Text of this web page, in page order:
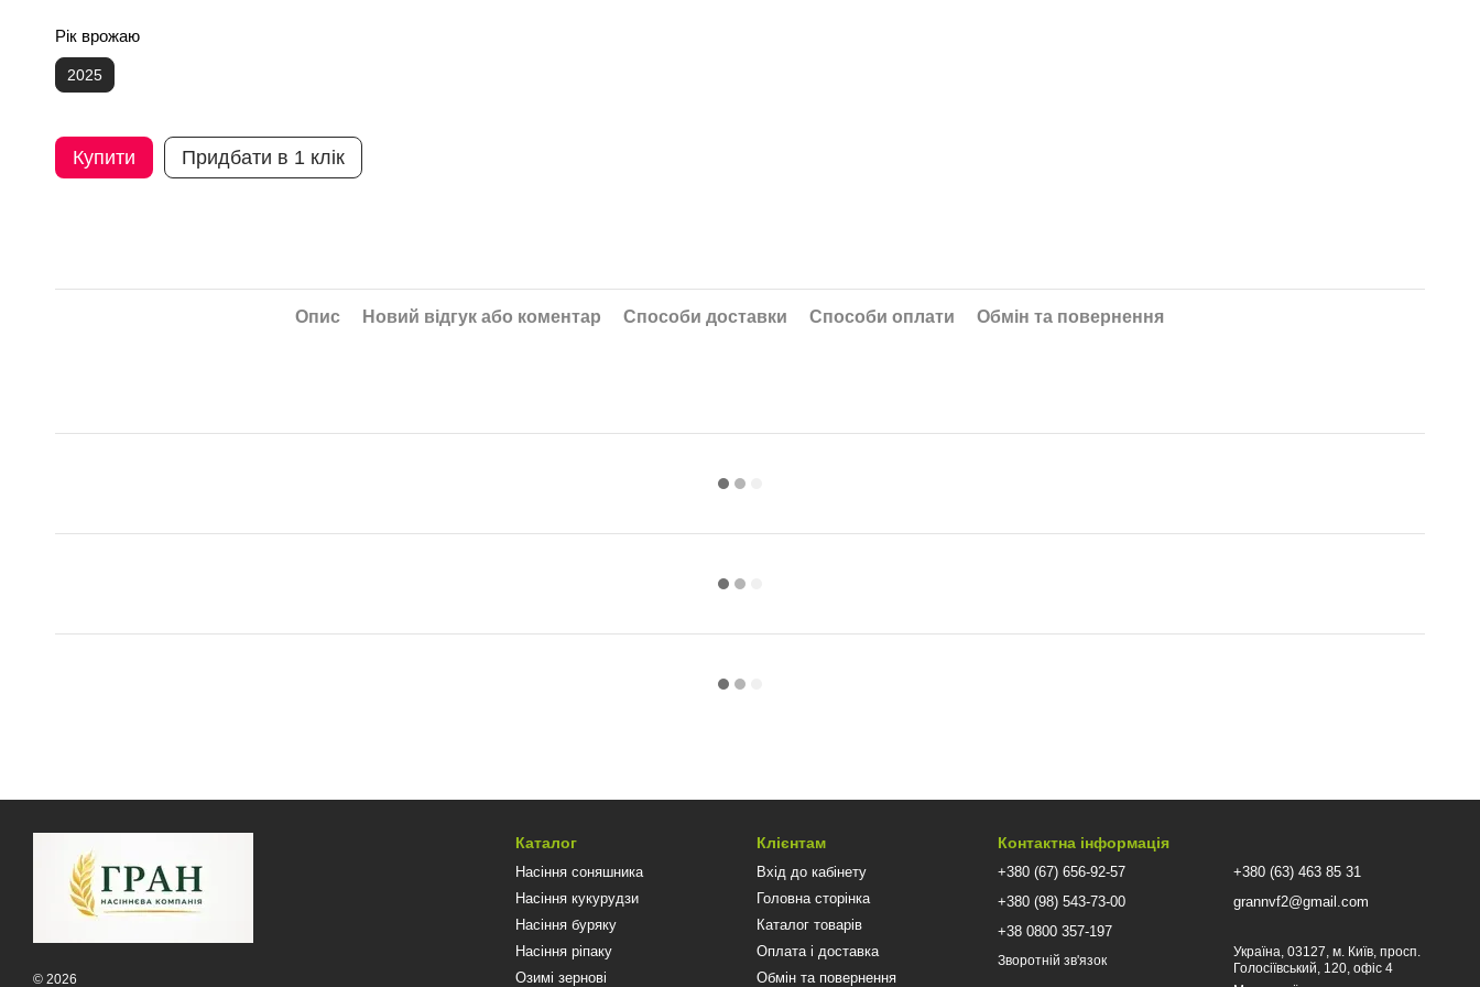
Рік врожаю
2025
Купити Придбати в 1 клік
Опис Новий відгук або коментар Способи доставки Способи оплати Обмін та повернення
© 2026
Каталог
Насіння соняшника
Насіння кукурудзи
Насіння буряку
Насіння ріпаку
Озимі зернові
Клієнтам
Вхід до кабінету
Головна сторінка
Каталог товарів
Оплата і доставка
Обмін та повернення
Контактна інформація
+380 (67) 656-92-57
+380 (98) 543-73-00
+38 0800 357-197
Зворотній зв'язок
+380 (63) 463 85 31
grannvf2@gmail.com
Україна, 03127, м. Київ, просп.
Голосіївський, 120, офіс 4